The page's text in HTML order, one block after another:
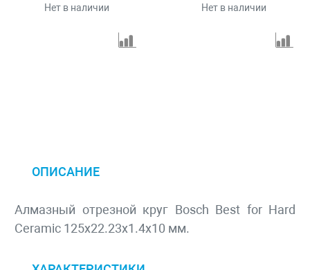
Нет в наличии Нет в наличии
ОПИСАНИЕ
Алмазный отрезной круг Bosch Best for Hard
Ceramic 125x22.23x1.4x10 мм.